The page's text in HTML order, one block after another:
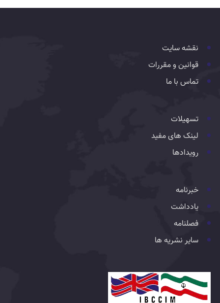
نقشه سایت
قوانین و مقررات
تماس با ما
تسهیلات
لینک های مفید
رویدادها
خبرنامه
یادداشت
فصلنامه
سایر نشریه ها